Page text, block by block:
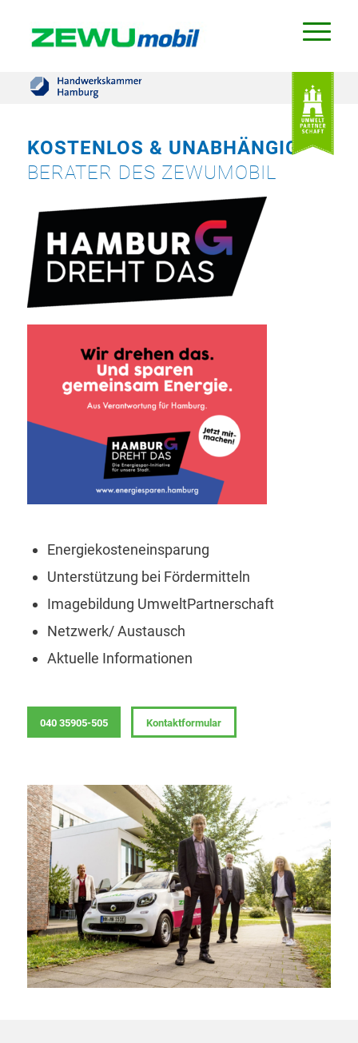
KOSTENLOS & UNABHÄNGIG
BERATER DES ZEWUMOBIL
Energiekosteneinsparung
Unterstützung bei Fördermitteln
Imagebildung UmweltPartnerschaft
Netzwerk/ Austausch
Aktuelle Informationen
040 35905-505 Kontaktformular